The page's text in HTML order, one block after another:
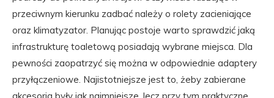
przeciwnym kierunku zadbać należy o rolety zacieniające
oraz klimatyzator. Planując postoje warto sprawdzić jaką
infrastrukturę toaletową posiadają wybrane miejsca. Dla
pewności zaopatrzyć się można w odpowiednie adaptery
przyłączeniowe. Najistotniejsze jest to, żeby zabierane